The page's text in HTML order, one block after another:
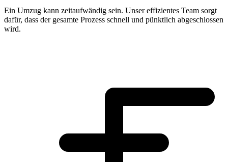
Ein Umzug kann zeitaufwändig sein. Unser effizientes Team sorgt
dafür, dass der gesamte Prozess schnell und pünktlich abgeschlossen
wird.